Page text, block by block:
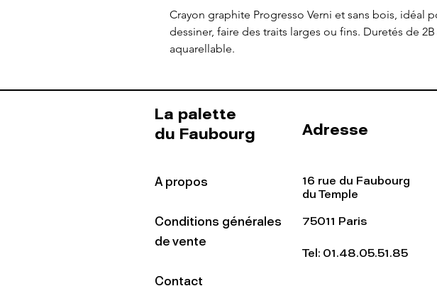
Crayon graphite Progresso Verni et sans bois, idéal
dessiner, faire des traits larges ou fins. Duretés de
aquarellable.
La palette
du Faubourg
Adresse
A propos
Conditions générales
de vente
Contact
16 rue du Faubourg
du Temple
75011 Paris
Tel: 01.48.05.51.85